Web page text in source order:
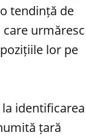
tendință de
urmăresc
lor pe
identificarea
țară